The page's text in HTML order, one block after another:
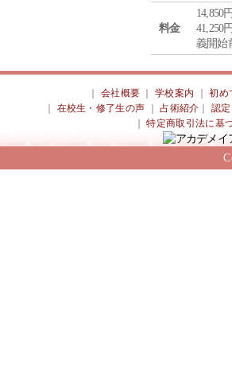
料金
14,850
41,250
義開始
会社概要 ｜学校案内 ｜初め
在校生・修了生の声 ｜占術紹介 ｜認
｜特定商取引法に基